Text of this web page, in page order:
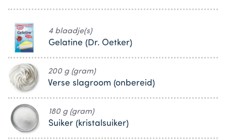
4 blaadje(s)
Gelatine (Dr. Oetker)
200 g (gram)
Verse slagroom (onbereid)
180 g (gram)
Suiker (kristalsuiker)